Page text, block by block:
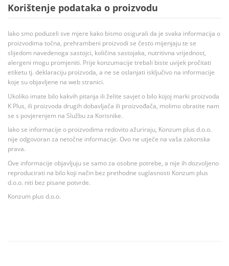
Korištenje podataka o proizvodu
Iako smo poduzeli sve mjere kako bismo osigurali da je svaka informacija o
proizvodima točna, prehrambeni proizvodi se često mijenjaju te se
slijedom navedenoga sastojci, količina sastojaka, nutritivna vrijednost,
alergeni mogu promjeniti. Prije konzumacije trebali biste uvijek pročitati
etiketu tj. deklaraciju proizvoda, a ne se oslanjati isključivo na informacije
koje su objavljene na web stranici.
Ukoliko imate bilo kakvih pitanja ili želite savjet o bilo kojoj marki proizvoda
K Plus, ili proizvoda drugih dobavljača ili proizvođača, molimo obratite nam
se s povjerenjem na Službu za Korisnike.
Iako se informacije o proizvodima redovito ažuriraju, Konzum plus d.o.o.
nije odgovoran za netočne informacije. Ovo ne utječe na vaša zakonska
prava.
Ove informacije objavljuju se samo za osobne potrebe, a nije ih dozvoljeno
reproducirati na bilo koji način bez prethodne suglasnosti Konzum plus
d.o.o. niti bez pisane potvrde.
Konzum plus d.o.o.